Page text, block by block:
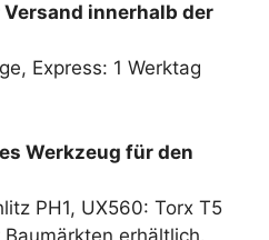
innerhalb der
Express: 1 Werktag
Werkzeug für den
PH1, UX560: Torx T5
erhältlich.